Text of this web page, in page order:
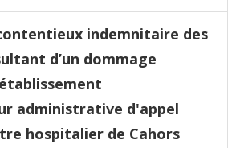
indemnitaire des
d’un dommage
administrative d'appel
hospitalier de Cahors